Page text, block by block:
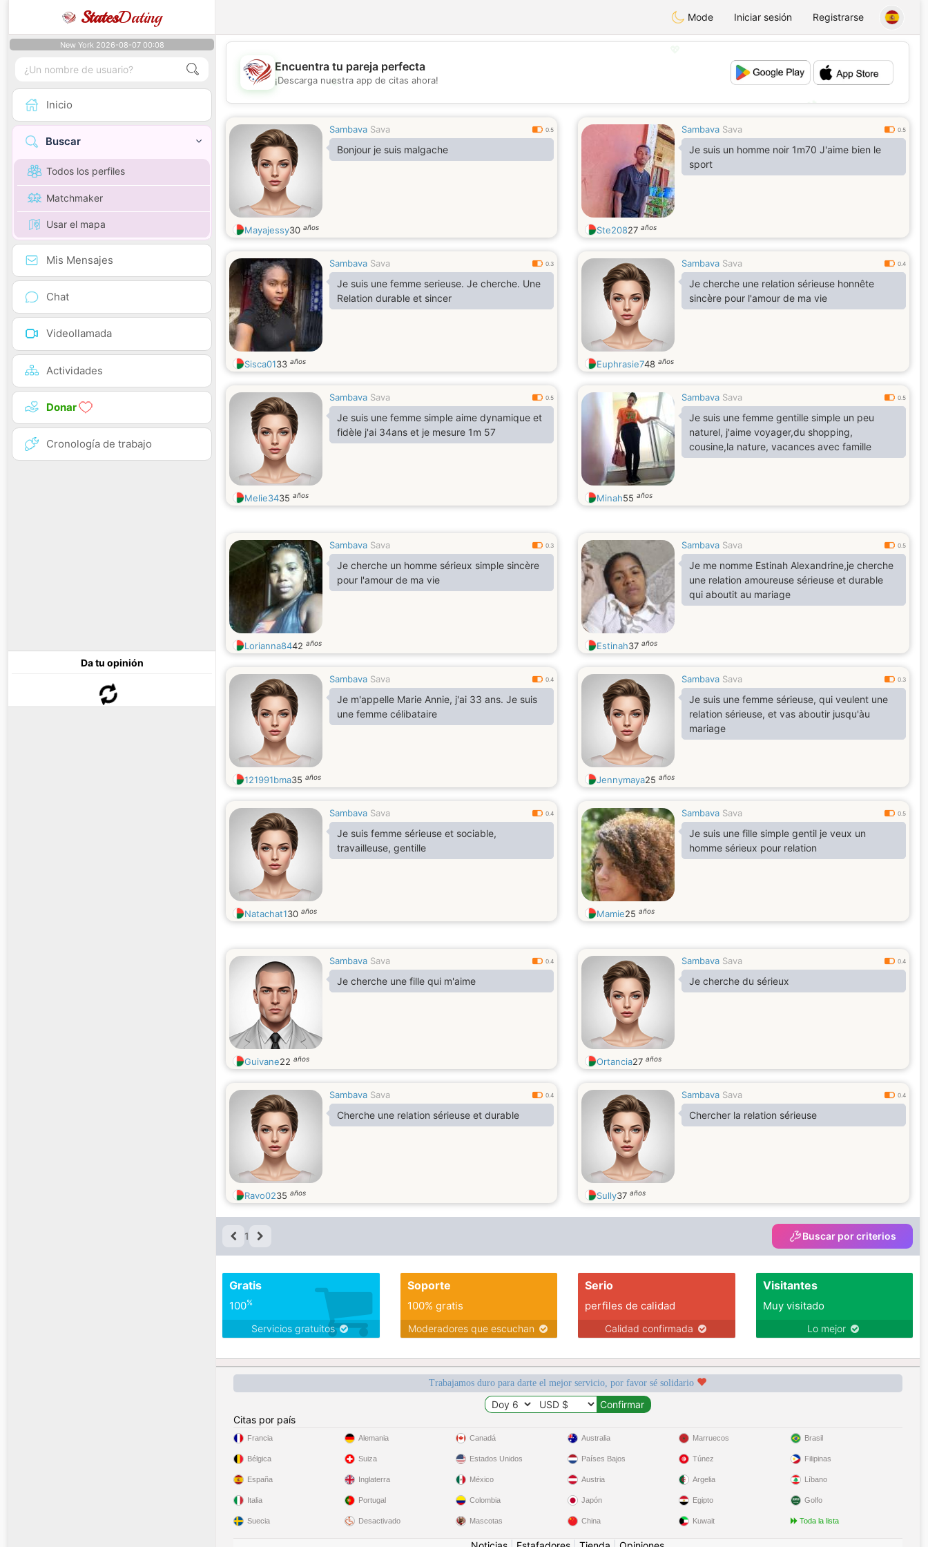
StatesDating Mode Iniciar sesión Registrarse
New York 2026-08-07 00:08
Inicio
Buscar
Todos los perfiles
Matchmaker
Usar el mapa
Mis Mensajes
Chat
Videollamada
Actividades
Donar
Cronología de trabajo
Da tu opinión
💖
Encuentra tu pareja perfecta
¡Descarga nuestra app de citas ahora!
Sambava Sava 0.5
Bonjour je suis malgache
Mayajessy30 años
Sambava Sava 0.5
Je suis un homme noir 1m70 J'aime bien le
sport
Ste20827 años
Sambava Sava 0.3
Je suis une femme serieuse. Je cherche. Une
Relation durable et sincer
Sisca0133 años
Sambava Sava 0.4
Je cherche une relation sérieuse honnête
sincère pour l'amour de ma vie
Euphrasie748 años
Sambava Sava 0.5
Je suis une femme simple aime dynamique et
fidèle j'ai 34ans et je mesure 1m 57
Melie3435 años
Sambava Sava 0.5
Je suis une femme gentille simple un peu
naturel, j'aime voyager,du shopping,
cousine,la nature, vacances avec famille
Minah55 años
Sambava Sava 0.3
Je cherche un homme sérieux simple sincère
pour l'amour de ma vie
Lorianna8442 años
Sambava Sava 0.5
Je me nomme Estinah Alexandrine,je cherche
une relation amoureuse sérieuse et durable
qui aboutit au mariage
Estinah37 años
Sambava Sava 0.4
Je m'appelle Marie Annie, j'ai 33 ans. Je suis
une femme célibataire
121991bma35 años
Sambava Sava 0.3
Je suis une femme sérieuse, qui veulent une
relation sérieuse, et vas aboutir jusqu'àu
mariage
Jennymaya25 años
Sambava Sava 0.4
Je suis femme sérieuse et sociable,
travailleuse, gentille
Natachat130 años
Sambava Sava 0.5
Je suis une fille simple gentil je veux un
homme sérieux pour relation
Mamie25 años
Sambava Sava 0.4
Je cherche une fille qui m'aime
Guivane22 años
Sambava Sava 0.4
Je cherche du sérieux
Ortancia27 años
Sambava Sava 0.4
Cherche une relation sérieuse et durable
Ravo0235 años
Sambava Sava 0.4
Chercher la relation sérieuse
Sully37 años
1 Buscar por criterios
Gratis
100%
Servicios gratuitos
Soporte
100% gratis
Moderadores que escuchan
Serio
perfiles de calidad
Calidad confirmada
Visitantes
Muy visitado
Lo mejor
Trabajamos duro para darte el mejor servicio, por favor sé solidario
Citas por país
Francia
Bélgica
España
Italia
Suecia
Alemania
Suiza
Inglaterra
Portugal
Desactivado
Canadá
Estados Unidos
México
Colombia
Mascotas
Australia
Países Bajos
Austria
Japón
China
Marruecos
Túnez
Argelia
Egipto
Kuwait
Brasil
Filipinas
Líbano
Golfo
Toda la lista